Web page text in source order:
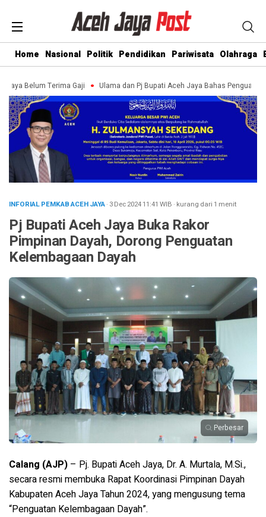
Home Nasional Politik Pendidikan Pariwisata Olahraga
Terima Gaji Ulama dan Pj Bupati Aceh Jaya Bahas Penguatan
INFORIAL PEMKAB ACEH JAYA· 3 Dec 202411:41 WIB · kurang dari 1 menit
Pj Bupati Aceh Jaya Buka Rakor
Pimpinan Dayah, Dorong Penguatan
Kelembagaan Dayah
Perbesar
Calang (AJP) – Pj. Bupati Aceh Jaya, Dr. A. Murtala, M.Si.,
secara resmi membuka Rapat Koordinasi Pimpinan Dayah
Kabupaten Aceh Jaya Tahun 2024, yang mengusung tema
“Penguatan Kelembagaan Dayah”.